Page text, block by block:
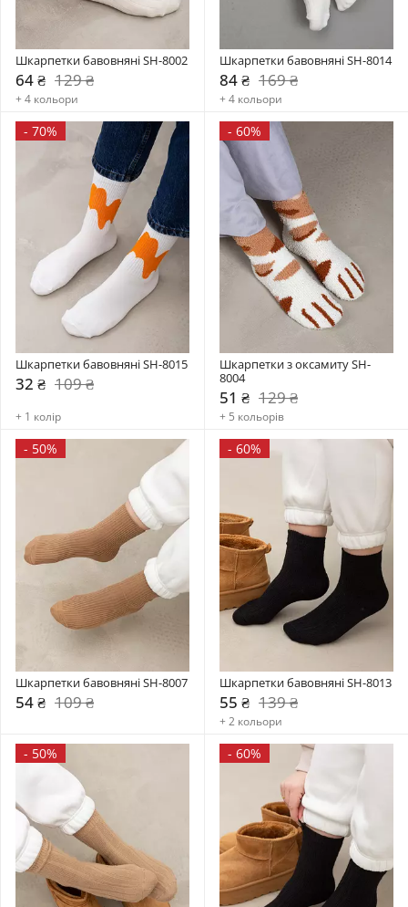
Шкарпетки бавовняні SH-8002
64 ₴ 129 ₴
+ 4 кольори
Шкарпетки бавовняні SH-8014
84 ₴ 169 ₴
+ 4 кольори
- 70%
Шкарпетки бавовняні SH-8015
32 ₴ 109 ₴
+ 1 колір
- 60%
Шкарпетки з оксамиту SH-
8004
51 ₴ 129 ₴
+ 5 кольорів
- 50%
Шкарпетки бавовняні SH-8007
54 ₴ 109 ₴
- 60%
Шкарпетки бавовняні SH-8013
55 ₴ 139 ₴
+ 2 кольори
- 50% - 60%